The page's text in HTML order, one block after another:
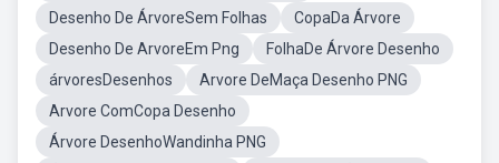
Desenho De ÁrvoreSem Folhas
CopaDa Árvore
Desenho De ArvoreEm Png
FolhaDe Árvore Desenho
árvoresDesenhos
Arvore DeMaça Desenho PNG
Arvore ComCopa Desenho
Árvore DesenhoWandinha PNG